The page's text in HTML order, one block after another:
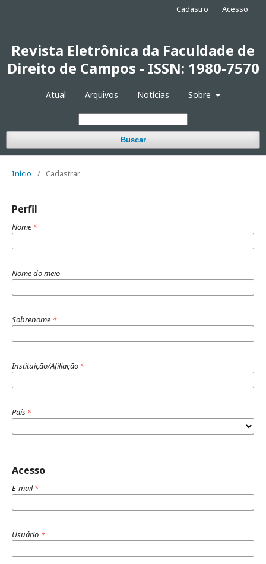
Revista Eletrônica da Faculdade de
Direito de Campos - ISSN: 1980-7570
Atual Arquivos Notícias Sobre
Buscar
Cadastro Acesso
Início / Cadastrar
Perfil
Nome *
Nome do meio
Sobrenome *
Instituição/Afiliação *
País *
Acesso
E-mail*
Usuário *